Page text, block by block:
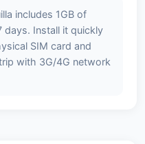
includes 1GB of
days. Install it quickly
SIM card and
with 3G/4G network